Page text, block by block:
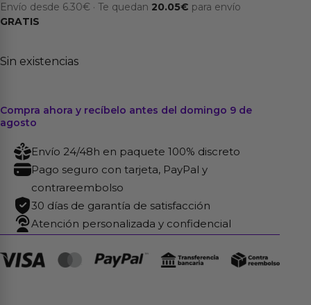
Envío desde 6.30€ · Te quedan 20.05€ para envío
GRATIS
Sin existencias
Compra ahora y recíbelo antes del domingo 9 de
agosto
Envío 24/48h en paquete 100% discreto
Pago seguro con tarjeta, PayPal y
contrareembolso
30 días de garantía de satisfacción
Atención personalizada y confidencial